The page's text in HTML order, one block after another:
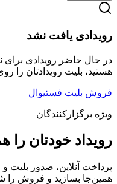
رویدادی یافت نشد
در حال حاضر رویدادی برای
هستید، بلیت رویدادتان را
فروش بلیت فستیوال
ویژه برگزارکنندگان
رویداد خودتان را
پرداخت آنلاین، صدور بلیت
همین‌جا بسازید و فروش را